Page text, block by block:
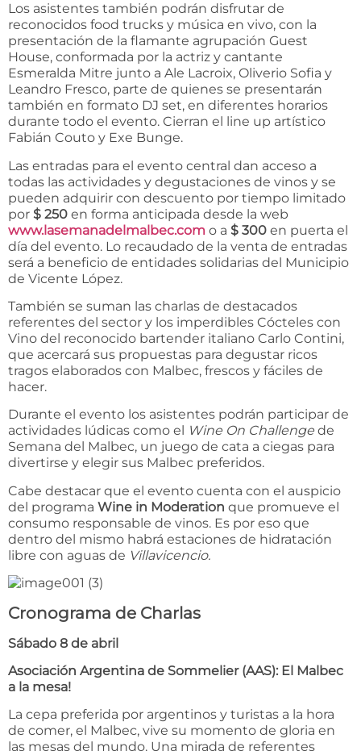
Los asistentes también podrán disfrutar de
reconocidos food trucks y música en vivo, con la
presentación de la flamante agrupación Guest
House, conformada por la actriz y cantante
Esmeralda Mitre junto a Ale Lacroix, Oliverio Sofia y
Leandro Fresco, parte de quienes se presentarán
también en formato DJ set, en diferentes horarios
durante todo el evento. Cierran el line up artístico
Fabián Couto y Exe Bunge.
Las entradas para el evento central dan acceso a
todas las actividades y degustaciones de vinos y se
pueden adquirir con descuento por tiempo limitado
por $ 250 en forma anticipada desde la web
www.lasemanadelmalbec.com o a $ 300 en puerta el
día del evento. Lo recaudado de la venta de entradas
será a beneficio de entidades solidarias del Municipio
de Vicente López.
También se suman las charlas de destacados
referentes del sector y los imperdibles Cócteles con
Vino del reconocido bartender italiano Carlo Contini,
que acercará sus propuestas para degustar ricos
tragos elaborados con Malbec, frescos y fáciles de
hacer.
Durante el evento los asistentes podrán participar de
actividades lúdicas como el
Wine On Challenge de
Semana del Malbec, un juego de cata a ciegas para
divertirse y elegir sus Malbec preferidos.
Cabe destacar que el evento cuenta con el auspicio
del programa Wine in Moderation que promueve el
consumo responsable de vinos. Es por eso que
dentro del mismo habrá estaciones de hidratación
libre con aguas de Villavicencio.
Cronograma de Charlas
Sábado 8 de abril
Asociación Argentina de Sommelier (AAS): El Malbec
a la mesa!
La cepa preferida por argentinos y turistas a la hora
de comer, el Malbec, vive su momento de gloria en
las mesas del mundo. Una mirada de referentes